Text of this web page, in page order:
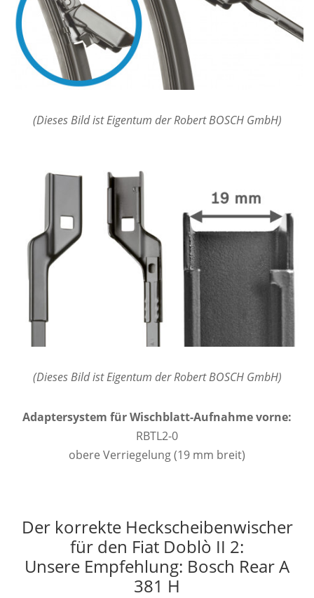
(Dieses Bild ist Eigentum der Robert BOSCH GmbH)
(Dieses Bild ist Eigentum der Robert BOSCH GmbH)
Adaptersystem für Wischblatt-Aufnahme vorne:
RBTL2-0
obere Verriegelung (19 mm breit)
Der korrekte Heckscheibenwischer
für den Fiat Doblò II 2:
Unsere Empfehlung: Bosch Rear A
381 H